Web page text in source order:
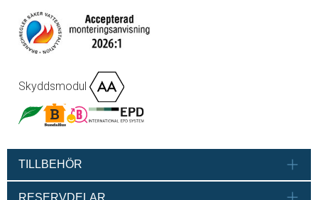
Skyddsmodul
TILLBEHÖR
RESERVDELAR